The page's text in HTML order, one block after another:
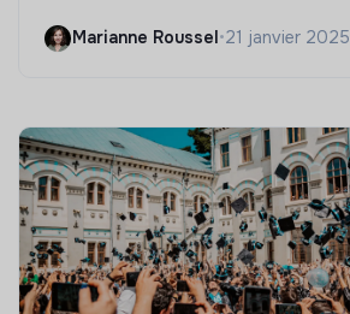
Marianne Roussel•21 janvier 2025